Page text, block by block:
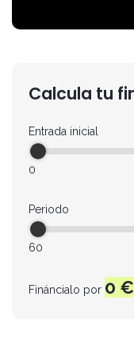
Calcula tu
Entrada inicial
0
Periodo
60
Fináncialo por 0